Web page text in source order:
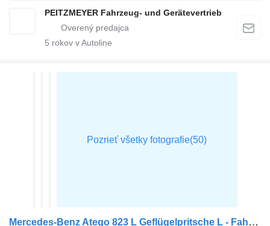
PEITZMEYER Fahrzeug- und Gerätevertrieb
5 rokov v Autoline
Mercedes-Benz Atego 823 L Geflügelpritsche L - Fahrerhaus, Klima, 2 x AHK